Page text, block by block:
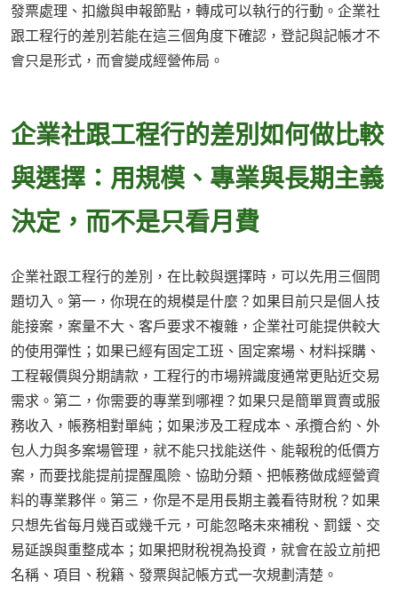
發票處理、扣繳與申報節點，轉成可以執行的行動。企業社
跟工程行的差別若能在這三個角度下確認，登記與記帳才不
會只是形式，而會變成經營佈局。
企業社跟工程行的差別如何做比較
與選擇：用規模、專業與長期主義
決定，而不是只看月費
企業社跟工程行的差別，在比較與選擇時，可以先用三個問
題切入。第一，你現在的規模是什麼？如果目前只是個人技
能接案，案量不大、客戶要求不複雜，企業社可能提供較大
的使用彈性；如果已經有固定工班、固定案場、材料採購、
工程報價與分期請款，工程行的市場辨識度通常更貼近交易
需求。第二，你需要的專業到哪裡？如果只是簡單買賣或服
務收入，帳務相對單純；如果涉及工程成本、承攬合約、外
包人力與多案場管理，就不能只找能送件、能報稅的低價方
案，而要找能提前提醒風險、協助分類、把帳務做成經營資
料的專業夥伴。第三，你是不是用長期主義看待財稅？如果
只想先省每月幾百或幾千元，可能忽略未來補稅、罰鍰、交
易延誤與重整成本；如果把財稅視為投資，就會在設立前把
名稱、項目、稅籍、發票與記帳方式一次規劃清楚。